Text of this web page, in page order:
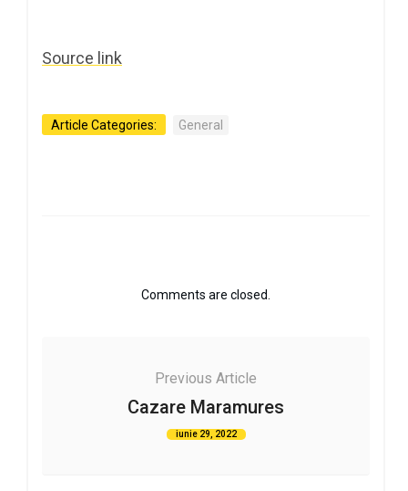
Source link
Article Categories: General
Comments are closed.
Previous Article
Cazare Maramures
iunie 29, 2022